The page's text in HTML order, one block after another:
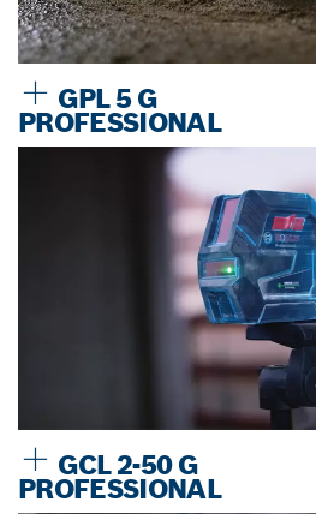
GPL 5 G
PROFESSIONAL
GCL 2-50 G
PROFESSIONAL